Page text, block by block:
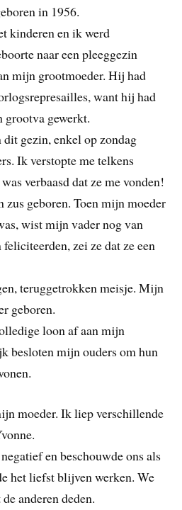
in 1956.
kinderen en ik werd
naar een pleeggezin
mijn grootmoeder. Hij had
want hij had
grootva gewerkt.
gezin, enkel op zondag
Ik verstopte me telkens
verbaasd dat ze me vonden!
geboren. Toen mijn moeder
wist mijn vader nog van
zei ze dat ze een
teruggetrokken meisje. Mijn
geboren.
loon af aan mijn
besloten mijn ouders om hun
moeder. Ik liep verschillende
en beschouwde ons als
het liefst blijven werken. We
anderen deden.